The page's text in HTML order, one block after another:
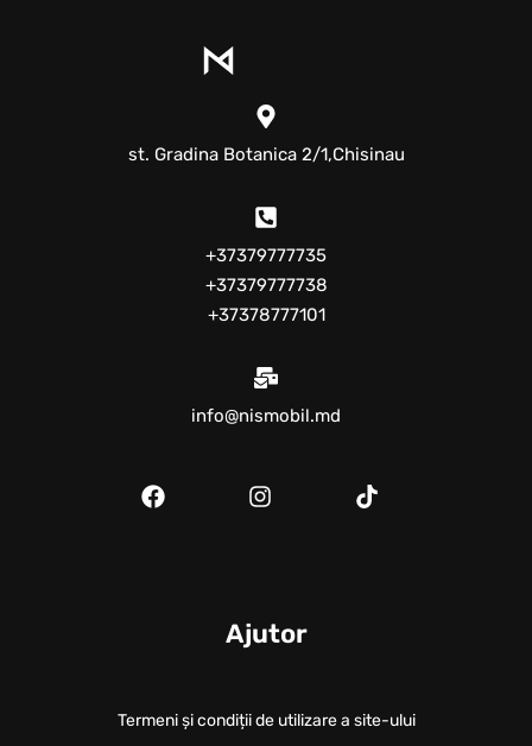
st. Gradina Botanica 2/1,Chisinau
+37379777735
+37379777738
+37378777101
info@nismobil.md
Ajutor
Termeni și condiții de utilizare a site-ului